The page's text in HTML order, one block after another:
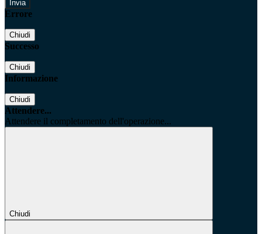
Errore
Chiudi
Successo
Chiudi
Informazione
Chiudi
Attendere...
Attendere il completamento dell'operazione...
Chiudi